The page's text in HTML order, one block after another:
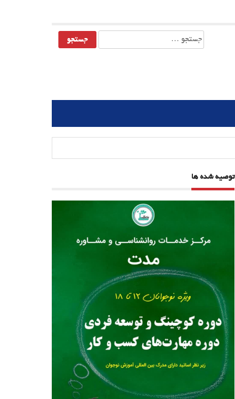
جستجو
برای:
توصیه شده ها